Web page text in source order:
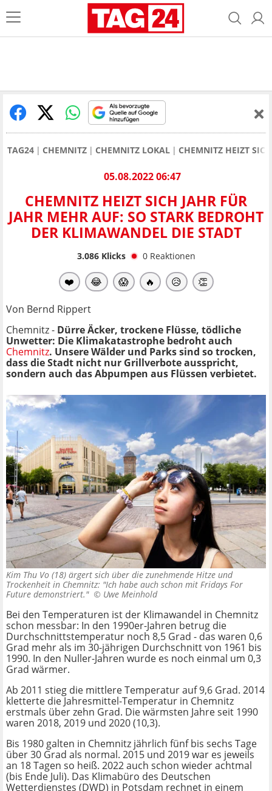
TAG24 CHEMNITZ CHEMNITZ LOKAL CHEMNITZ HEIZT
05.08.2022 06:47
CHEMNITZ HEIZT SICH JAHR FÜR
JAHR MEHR AUF: SO STARK BEDROHT
DER KLIMAWANDEL DIE STADT
3.086Klicks 0 Reaktionen
❤️ 😂 😱 🔥 😥 👏
Von Bernd Rippert
Chemnitz - Dürre Äcker, trockene Flüsse, tödliche
Unwetter: Die Klimakatastrophe bedroht auch
Chemnitz. Unsere Wälder und Parks sind so trocken,
dass die Stadt nicht nur Grillverbote ausspricht,
sondern auch das Abpumpen aus Flüssen verbietet.
Kim Thu Vo (18) ärgert sich über die zunehmende Hitze und
Trockenheit in Chemnitz: "Ich habe auch schon mit Fridays For
Future demonstriert." © Uwe Meinhold
Bei den Temperaturen ist der Klimawandel in Chemnitz
schon messbar: In den 1990er-Jahren betrug die
Durchschnittstemperatur noch 8,5 Grad - das waren 0,6
Grad mehr als im 30-jährigen Durchschnitt von 1961 bis
1990. In den Nuller-Jahren wurde es noch einmal um 0,3
Grad wärmer.
Ab 2011 stieg die mittlere Temperatur auf 9,6 Grad. 2014
kletterte die Jahresmittel-Temperatur in Chemnitz
erstmals über zehn Grad. Die wärmsten Jahre seit 1990
waren 2018, 2019 und 2020 (10,3).
Bis 1980 galten in Chemnitz jährlich fünf bis sechs Tage
über 30 Grad als normal. 2015 und 2019 war es jeweils
an 18 Tagen so heiß. 2022 auch schon wieder achtmal
(bis Ende Juli). Das Klimabüro des Deutschen
Wetterdienstes (DWD) in Potsdam rechnet in einem